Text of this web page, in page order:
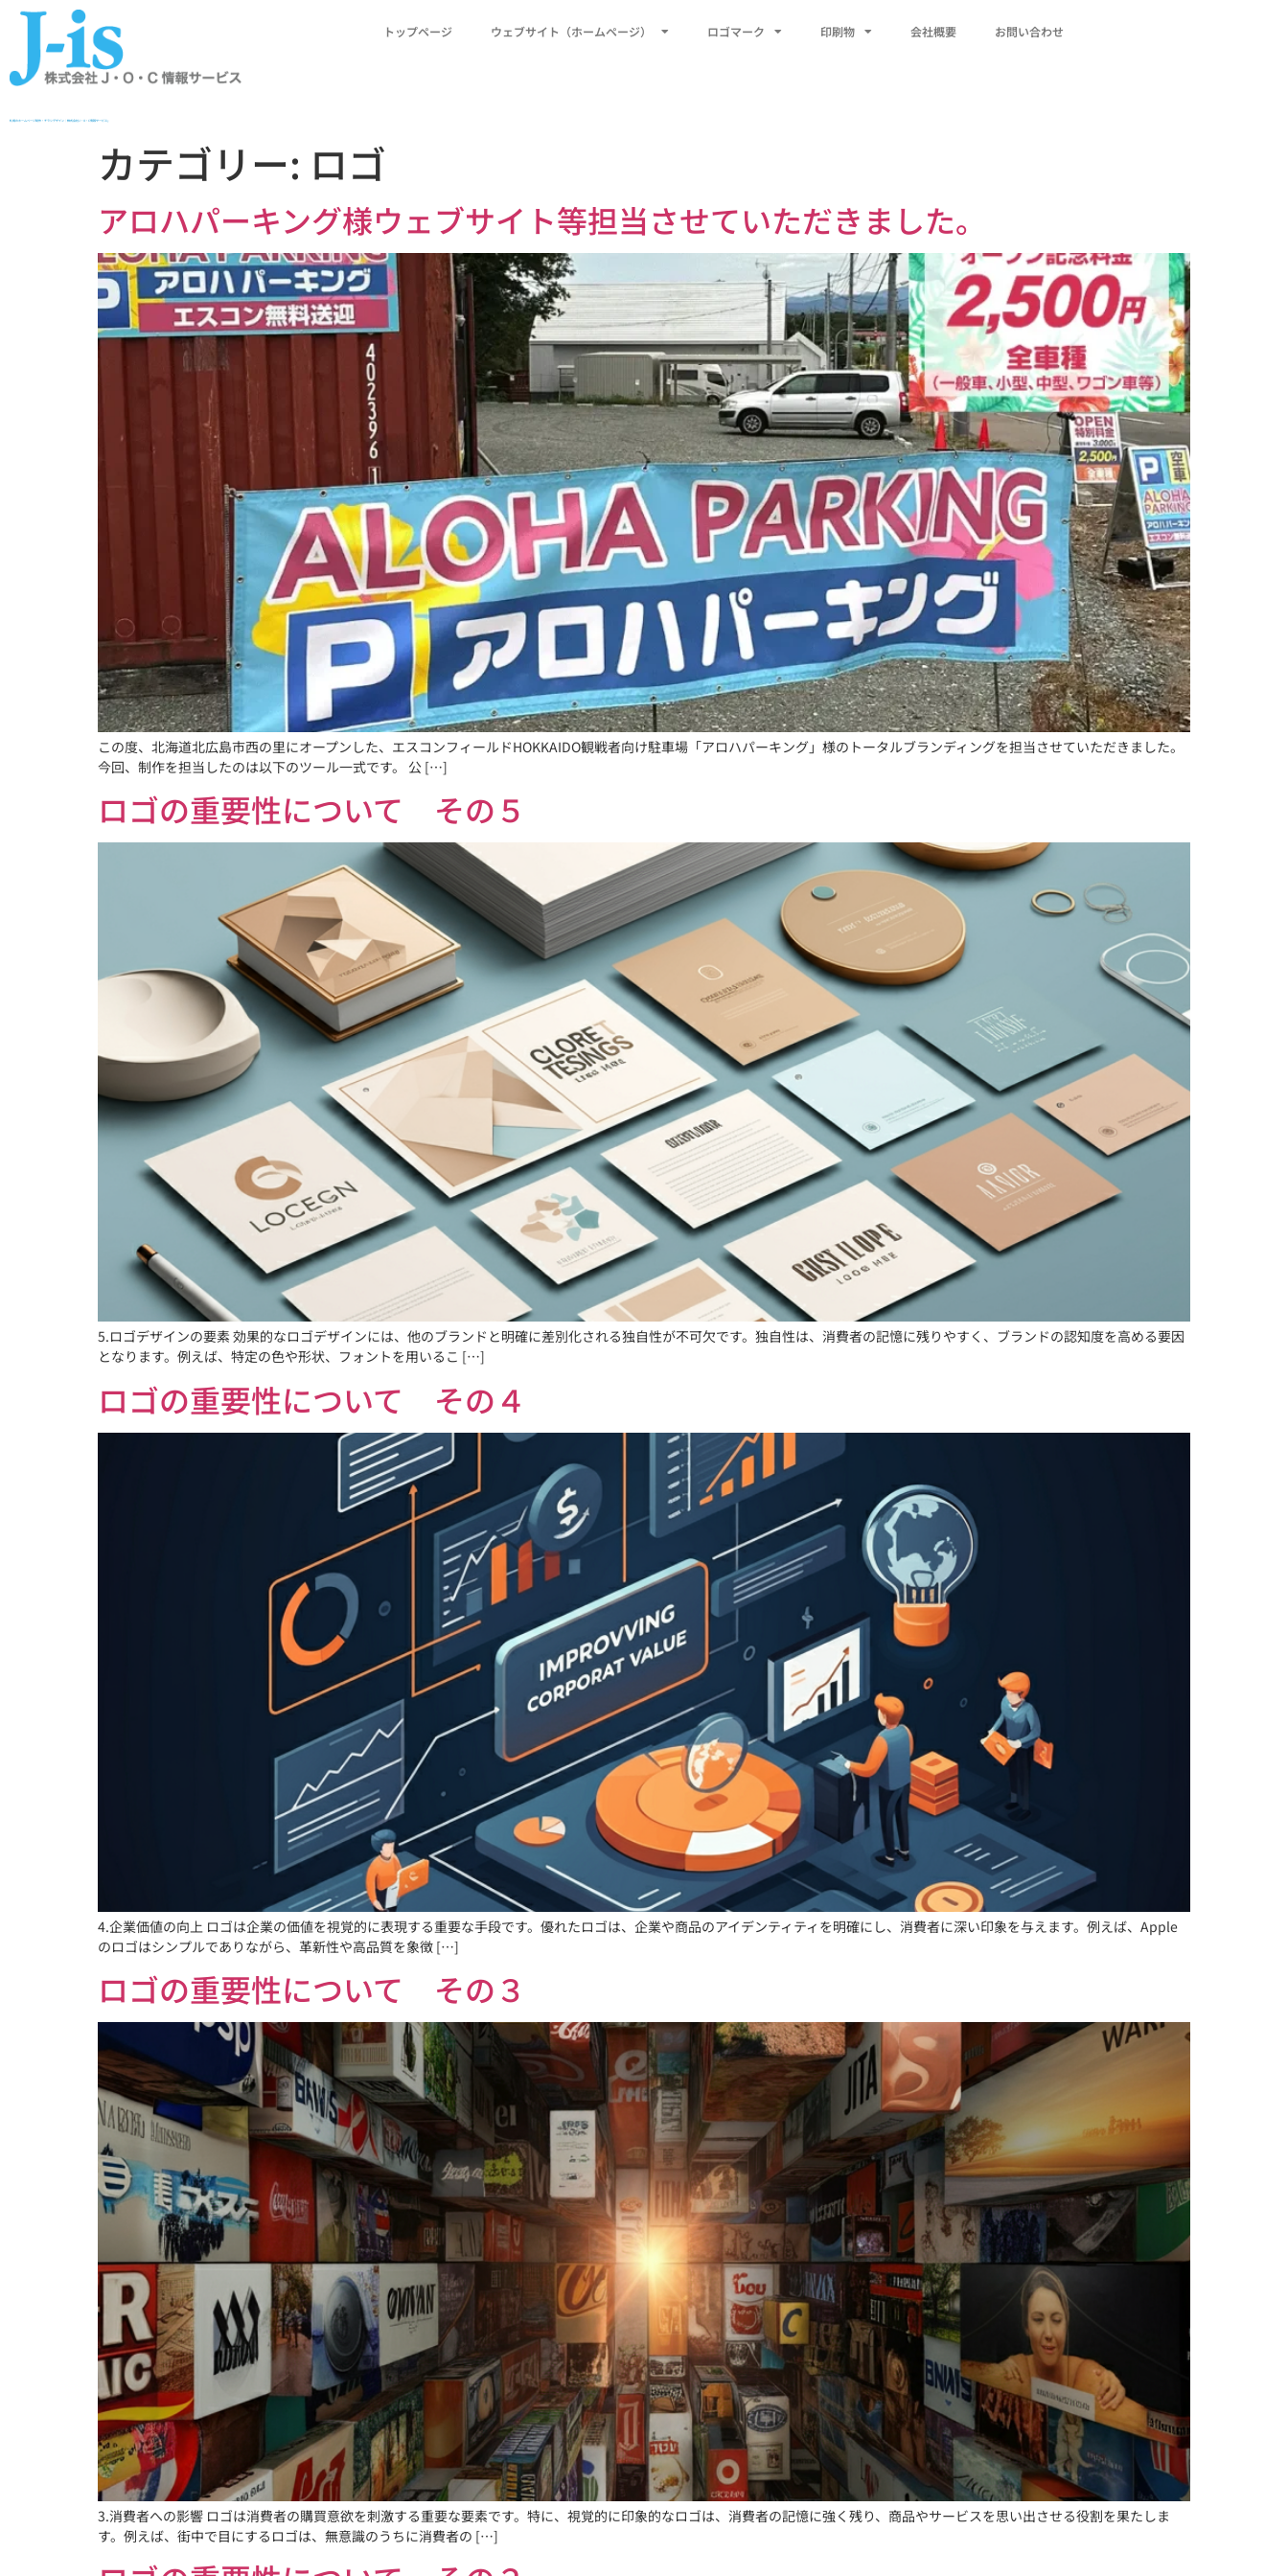
札幌のホームページ制作・チラシデザイン｜株式会社J・O・C情報サービス」
トップページ ウェブサイト（ホームページ） ロゴマーク 印刷物 会社概要 お問い合わせ
カテゴリー: ロゴ
アロハパーキング様ウェブサイト等担当させていただきました。
この度、北海道北広島市西の里にオープンした、エスコンフィールドHOKKAIDO観戦者向け駐車場「アロハパーキング」様のトータルブランディングを担当させていただきました。
今回、制作を担当したのは以下のツール一式です。 公 […]
ロゴの重要性について その５
5.ロゴデザインの要素 効果的なロゴデザインには、他のブランドと明確に差別化される独自性が不可欠です。独自性は、消費者の記憶に残りやすく、ブランドの認知度を高める要因
となります。例えば、特定の色や形状、フォントを用いるこ […]
ロゴの重要性について その４
4.企業価値の向上 ロゴは企業の価値を視覚的に表現する重要な手段です。優れたロゴは、企業や商品のアイデンティティを明確にし、消費者に深い印象を与えます。例えば、Apple
のロゴはシンプルでありながら、革新性や高品質を象徴 […]
ロゴの重要性について その３
3.消費者への影響 ロゴは消費者の購買意欲を刺激する重要な要素です。特に、視覚的に印象的なロゴは、消費者の記憶に強く残り、商品やサービスを思い出させる役割を果たしま
す。例えば、街中で目にするロゴは、無意識のうちに消費者の […]